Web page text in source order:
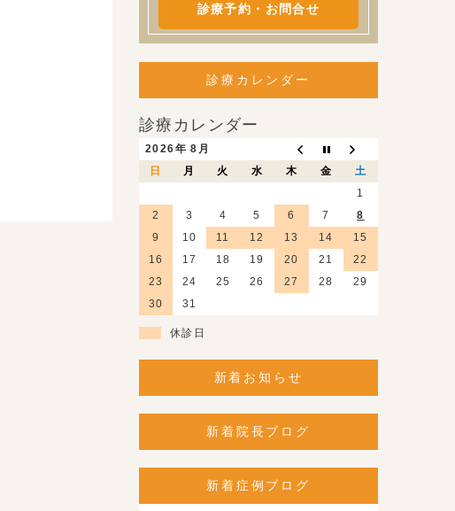
診療予約・お問合せ
診療カレンダー
診療カレンダー
2026年 8月
日
月 火 水 木 金
土
1
2
3 4 5 6 7
8
9
10 11 12 13 14
15
16
17 18 19 20 21
22
23
24 25 26 27 28
29
30
31
休診日
新着お知らせ
新着院長ブログ
新着症例ブログ